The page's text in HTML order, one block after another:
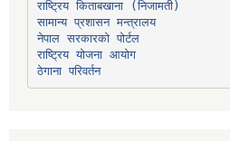
सामान्य प्रशासन मन्त्रालय
नेपाल सरकारको पोर्टल
राष्ट्रिय योजना आयोग
ठेगाना परिवर्तन